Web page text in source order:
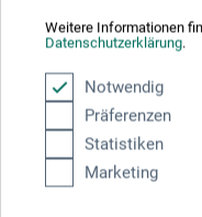
Weitere Informationen
Datenschutzerklärung.
Notwendig
Präferenzen
Statistiken
Marketing
plus fraktkostnader